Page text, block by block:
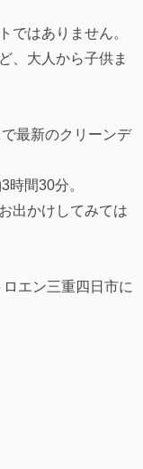
ではありません。
、大人から子供ま
最新のクリーンデ
時間30分。
出かけしてみては
エン三重四日市に